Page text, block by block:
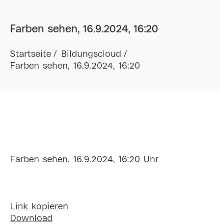
Farben sehen, 16.9.2024, 16:20
Startseite
Bildungscloud
Farben sehen, 16.9.2024, 16:20
Farben sehen, 16.9.2024, 16:20 Uhr
Link kopieren
Download